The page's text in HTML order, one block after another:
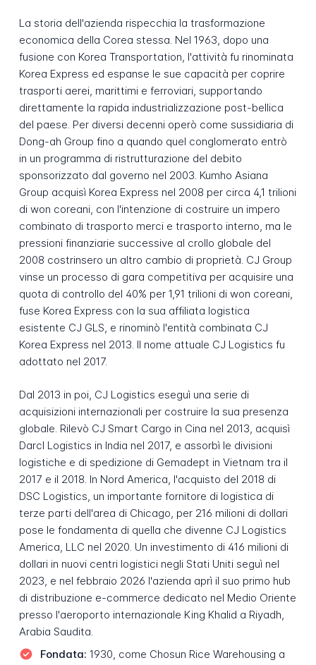
La storia dell'azienda rispecchia la trasformazione
economica della Corea stessa. Nel 1963, dopo una
fusione con Korea Transportation, l'attività fu rinominata
Korea Express ed espanse le sue capacità per coprire
trasporti aerei, marittimi e ferroviari, supportando
direttamente la rapida industrializzazione post-bellica
del paese. Per diversi decenni operò come sussidiaria di
Dong-ah Group fino a quando quel conglomerato entrò
in un programma di ristrutturazione del debito
sponsorizzato dal governo nel 2003. Kumho Asiana
Group acquisì Korea Express nel 2008 per circa 4,1 trilioni
di won coreani, con l'intenzione di costruire un impero
combinato di trasporto merci e trasporto interno, ma le
pressioni finanziarie successive al crollo globale del
2008 costrinsero un altro cambio di proprietà. CJ Group
vinse un processo di gara competitiva per acquisire una
quota di controllo del 40% per 1,91 trilioni di won coreani,
fuse Korea Express con la sua affiliata logistica
esistente CJ GLS, e rinominò l'entità combinata CJ
Korea Express nel 2013. Il nome attuale CJ Logistics fu
adottato nel 2017.
Dal 2013 in poi, CJ Logistics eseguì una serie di
acquisizioni internazionali per costruire la sua presenza
globale. Rilevò CJ Smart Cargo in Cina nel 2013, acquisì
Darcl Logistics in India nel 2017, e assorbì le divisioni
logistiche e di spedizione di Gemadept in Vietnam tra il
2017 e il 2018. In Nord America, l'acquisto del 2018 di
DSC Logistics, un importante fornitore di logistica di
terze parti dell'area di Chicago, per 216 milioni di dollari
pose le fondamenta di quella che divenne CJ Logistics
America, LLC nel 2020. Un investimento di 416 milioni di
dollari in nuovi centri logistici negli Stati Uniti seguì nel
2023, e nel febbraio 2026 l'azienda aprì il suo primo hub
di distribuzione e-commerce dedicato nel Medio Oriente
presso l'aeroporto internazionale King Khalid a Riyadh,
Arabia Saudita.
Fondata: 1930, come Chosun Rice Warehousing a